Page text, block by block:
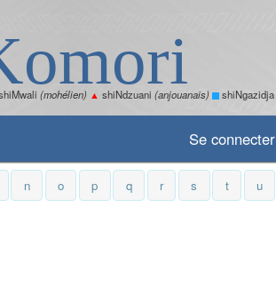
(mohélien) ▲ shiNdzuani (anjouanais) shiNgazidja
Se connecter
n o p q r s t u